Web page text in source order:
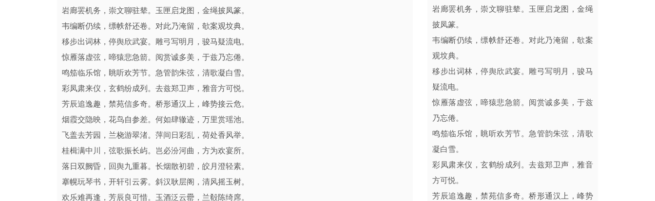
岩廊罢机务，崇文聊驻辇。玉匣启龙图，金绳披凤篆。
韦编断仍续，缥帙舒还卷。对此乃淹留，欹案观坟典。
移步出词林，停舆欣武宴。雕弓写明月，骏马疑流电。
惊雁落虚弦，啼猿悲急箭。阅赏诚多美，于兹乃忘倦。
鸣笳临乐馆，眺听欢芳节。急管韵朱弦，清歌凝白雪。
彩凤肃来仪，玄鹤纷成列。去兹郑卫声，雅音方可悦。
芳辰追逸趣，禁苑信多奇。桥形通汉上，峰势接云危。
烟霞交隐映，花鸟自参差。何如肆辙迹，万里赏瑶池。
飞盖去芳园，兰桡游翠渚。萍间日彩乱，荷处香风举。
桂楫满中川，弦歌振长屿。岂必汾河曲，方为欢宴所。
落日双阙昏，回舆九重暮。长烟散初碧，皎月澄轻素。
搴幌玩琴书，开轩引云雾。斜汉耿层阁，清风摇玉树。
欢乐难再逢，芳辰良可惜。玉酒泛云罍，兰殽陈绮席。
岩廊罢机务，崇文聊驻辇。玉匣启龙图，金绳
披凤篆。
韦编断仍续，缥帙舒还卷。对此乃淹留，欹案
观坟典。
移步出词林，停舆欣武宴。雕弓写明月，骏马
疑流电。
惊雁落虚弦，啼猿悲急箭。阅赏诚多美，于兹
乃忘倦。
鸣笳临乐馆，眺听欢芳节。急管韵朱弦，清歌
凝白雪。
彩凤肃来仪，玄鹤纷成列。去兹郑卫声，雅音
方可悦。
芳辰追逸趣，禁苑信多奇。桥形通汉上，峰势